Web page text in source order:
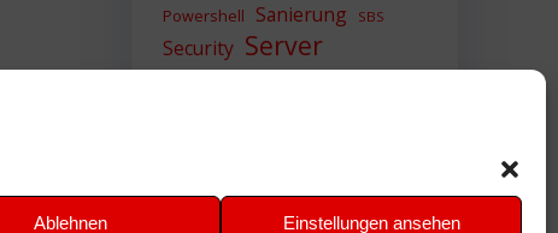
Ablehnen Einstellungen ansehen
Powershell Sanierung SBS
Security Server
Sicherheit SIEM
VMWare VPN WAZUH